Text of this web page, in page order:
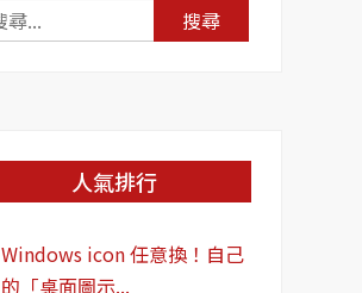
尋
人氣排行
Windows icon 任意換！自己
的「桌面圖示...